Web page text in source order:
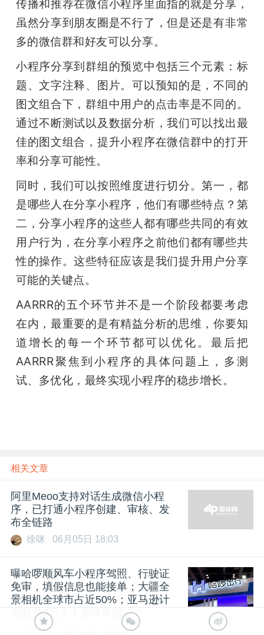
传播和推荐在微信小程序里面指的就是分享，
虽然分享到朋友圈是不行了，但是还是有非常
多的微信群和好友可以分享。
小程序分享到群组的预览中包括三个元素：标
题、文字注释、图片。可以预知的是，不同的
图文组合下，群组中用户的点击率是不同的。
通过不断测试以及数据分析，我们可以找出最
佳的图文组合，提升小程序在微信群中的打开
率和分享可能性。
同时，我们可以按照维度进行切分。第一，都
是哪些人在分享小程序，他们有哪些特点？第
二，分享小程序的这些人都有哪些共同的有效
用户行为，在分享小程序之前他们都有哪些共
性的操作。这些特征应该是我们提升用户分享
可能的关键点。
AARRR的五个环节并不是一个阶段都要考虑
在内，最重要的是有精益分析的思维，你要知
道增长的每一个环节都可以优化。最后把
AARRR聚焦到小程序的具体问题上，多测
试、多优化，最终实现小程序的稳步增长。
相关文章
阿里Meoo支持对话生成微信小程
序，已打通小程序创建、审核、发
布全链路
徐咪 06月05日 18:03
曝哈啰顺风车小程序驾照、行驶证
免审，填假信息也能接单；大疆全
景相机全球市占近50%；亚马逊计
划裁员3万人丨雷峰早报
巫夏清 10月28日 09:27